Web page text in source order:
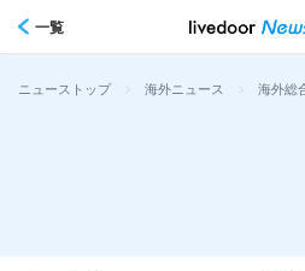
一覧
ニューストップ > 海外ニュース > 海外総